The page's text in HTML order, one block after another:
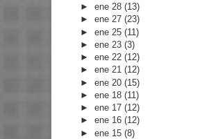
►ene 28(13)
►ene 27(23)
►ene 25(11)
►ene 23(3)
►ene 22(12)
►ene 21(12)
►ene 20(15)
►ene 18(11)
►ene 17(12)
►ene 16(12)
►ene 15(8)